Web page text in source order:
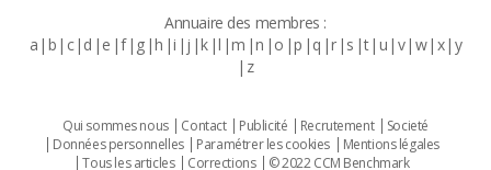
Annuaire des membres :
a b c d e f g h i j k l m n o p q r s t u v w x y
z
Qui sommes nous Contact Publicité Recrutement
Societé
Données personnelles
Paramétrer les cookies
Mentions légales
Tous les articles
Corrections © 2022 CCM Benchmark